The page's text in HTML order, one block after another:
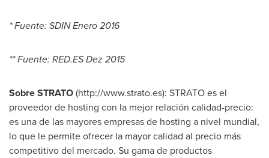
* Fuente: SDIN Enero2016
** Fuente: RED.ESDez2015
Sobre STRATO(http://www.strato.es): STRATO es el
proveedor de hosting con la mejor relación calidad-precio:
es una de las mayores empresas de hosting a nivel mundial,
lo que le permite ofrecer la mayor calidad al precio más
competitivo del mercado. Su gama de productos